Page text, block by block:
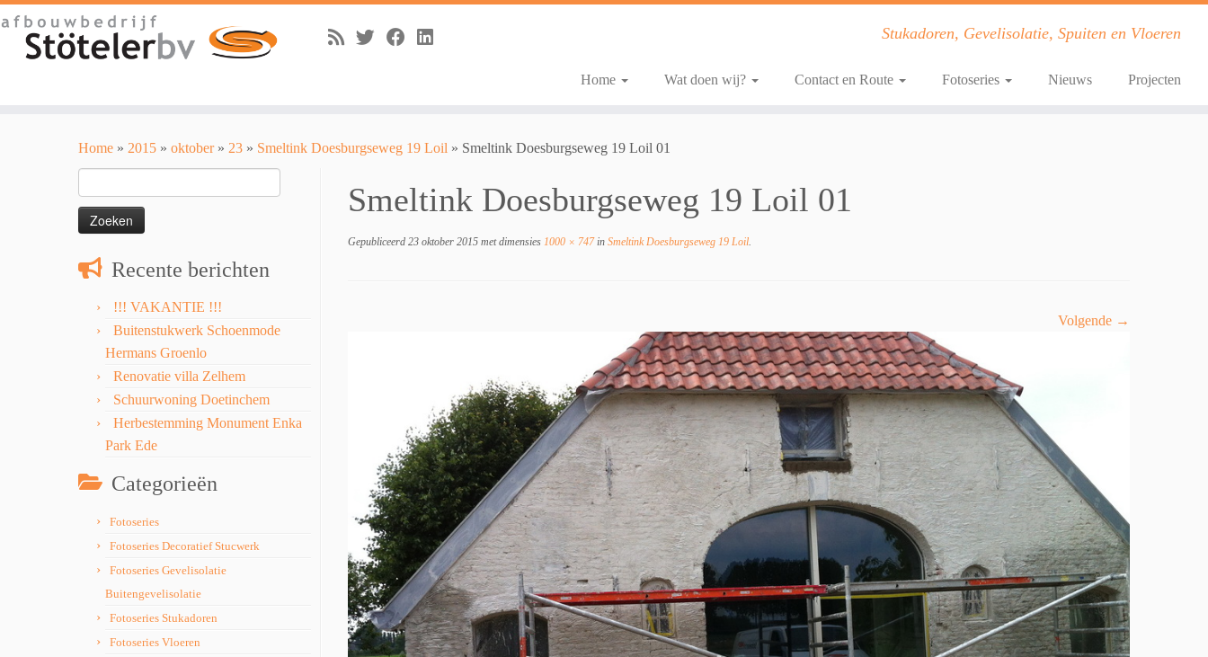
Stukadoren, Gevelisolatie, Spuiten en Vloeren
Home Wat doen wij? Contact en Route Fotoseries Nieuws Projecten
Home » 2015 » oktober » 23 » Smeltink Doesburgseweg 19 Loil » Smeltink Doesburgseweg 19 Loil 01
naar:
Recente berichten
!!! VAKANTIE !!!
Buitenstukwerk Schoenmode
Hermans Groenlo
Renovatie villa Zelhem
Schuurwoning Doetinchem
Herbestemming Monument Enka
Park Ede
Categorieën
Fotoseries
Fotoseries Decoratief Stucwerk
Fotoseries Gevelisolatie
Buitengevelisolatie
Fotoseries Stukadoren
Fotoseries Vloeren
Smeltink Doesburgseweg 19 Loil 01
Gepubliceerd 23 oktober 2015 met dimensies 1000 × 747in Smeltink Doesburgseweg 19 Loil.
Volgende →